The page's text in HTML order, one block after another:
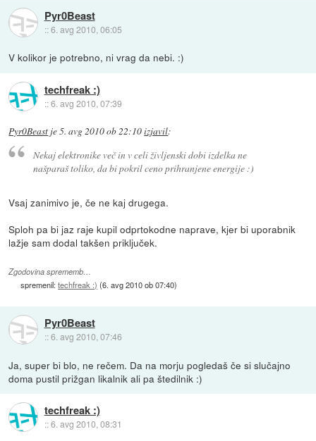
Pyr0Beast
::6. avg 2010, 06:05
V kolikor je potrebno, ni vrag da nebi. :)
techfreak :)
::6. avg 2010, 07:39
Pyr0Beast je5. avg 2010 ob 22:10izjavil:
Nekaj elektronike več in v celi življenski dobi izdelka ne
našparaš toliko, da bi pokril ceno prihranjene energije :)
Vsaj zanimivo je, če ne kaj drugega.
Sploh pa bi jaz raje kupil odprtokodne naprave, kjer bi uporabnik
lažje sam dodal takšen priključek.
Zgodovina sprememb…
spremenil:techfreak :) (6. avg 2010 ob 07:40)
Pyr0Beast
::6. avg 2010, 07:46
Ja, super bi blo, ne rečem. Da na morju pogledaš če si slučajno
doma pustil prižgan likalnik ali pa štedilnik :)
techfreak :)
::6. avg 2010, 08:31